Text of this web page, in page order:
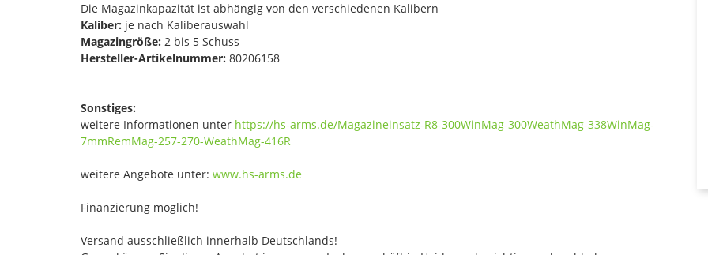
Die Magazinkapazität ist abhängig von den verschiedenen Kalibern
Kaliber: je nach Kaliberauswahl
Magazingröße: 2 bis 5 Schuss
Hersteller-Artikelnummer: 80206158
Sonstiges:
weitere Informationen unter https://hs-arms.de/Magazineinsatz-R8-300WinMag-300WeathMag-338WinMag-
7mmRemMag-257-270-WeathMag-416R
weitere Angebote unter: www.hs-arms.de
Finanzierung möglich!
Versand ausschließlich innerhalb Deutschlands!